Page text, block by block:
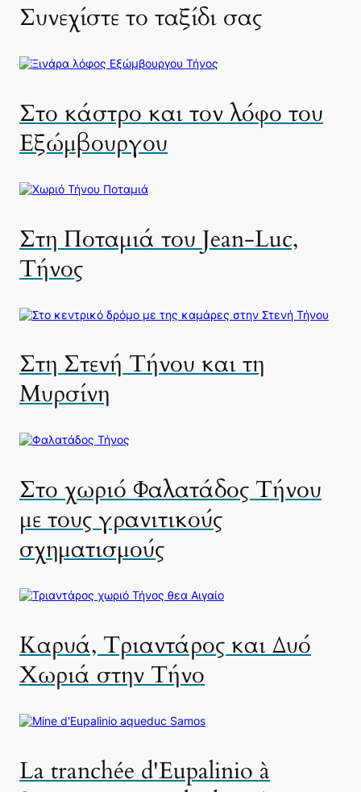
Συνεχίστε το ταξίδι σας
Στο κάστρο και τον λόφο του
Εξώμβουργου
Στη Ποταμιά του Jean-Luc,
Τήνος
Στη Στενή Τήνου και τη
Μυρσίνη
Στο χωριό Φαλατάδος Τήνου
με τους γρανιτικούς
σχηματισμούς
Καρυά, Τριαντάρος και Δυό
Χωριά στην Τήνο
La tranchée d'Eupalinio à